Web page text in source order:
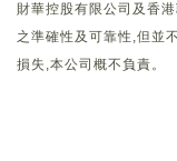
財華控股有限公司及香
之準確性及可靠性,但並
損失,本公司概不負責。